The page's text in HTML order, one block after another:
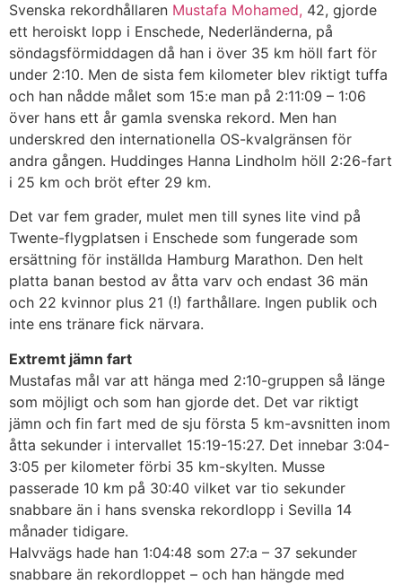
Svenska rekordhållaren Mustafa Mohamed, 42, gjorde
ett heroiskt lopp i Enschede, Nederländerna, på
söndagsförmiddagen då han i över 35 km höll fart för
under 2:10. Men de sista fem kilometer blev riktigt tuffa
och han nådde målet som 15:e man på 2:11:09 – 1:06
över hans ett år gamla svenska rekord. Men han
underskred den internationella OS-kvalgränsen för
andra gången. Huddinges Hanna Lindholm höll 2:26-fart
i 25 km och bröt efter 29 km.
Det var fem grader, mulet men till synes lite vind på
Twente-flygplatsen i Enschede som fungerade som
ersättning för inställda Hamburg Marathon. Den helt
platta banan bestod av åtta varv och endast 36 män
och 22 kvinnor plus 21 (!) farthållare. Ingen publik och
inte ens tränare fick närvara.
Extremt jämn fart
Mustafas mål var att hänga med 2:10-gruppen så länge
som möjligt och som han gjorde det. Det var riktigt
jämn och fin fart med de sju första 5 km-avsnitten inom
åtta sekunder i intervallet 15:19-15:27. Det innebar 3:04-
3:05 per kilometer förbi 35 km-skylten. Musse
passerade 10 km på 30:40 vilket var tio sekunder
snabbare än i hans svenska rekordlopp i Sevilla 14
månader tidigare.
Halvvägs hade han 1:04:48 som 27:a – 37 sekunder
snabbare än rekordloppet – och han hängde med